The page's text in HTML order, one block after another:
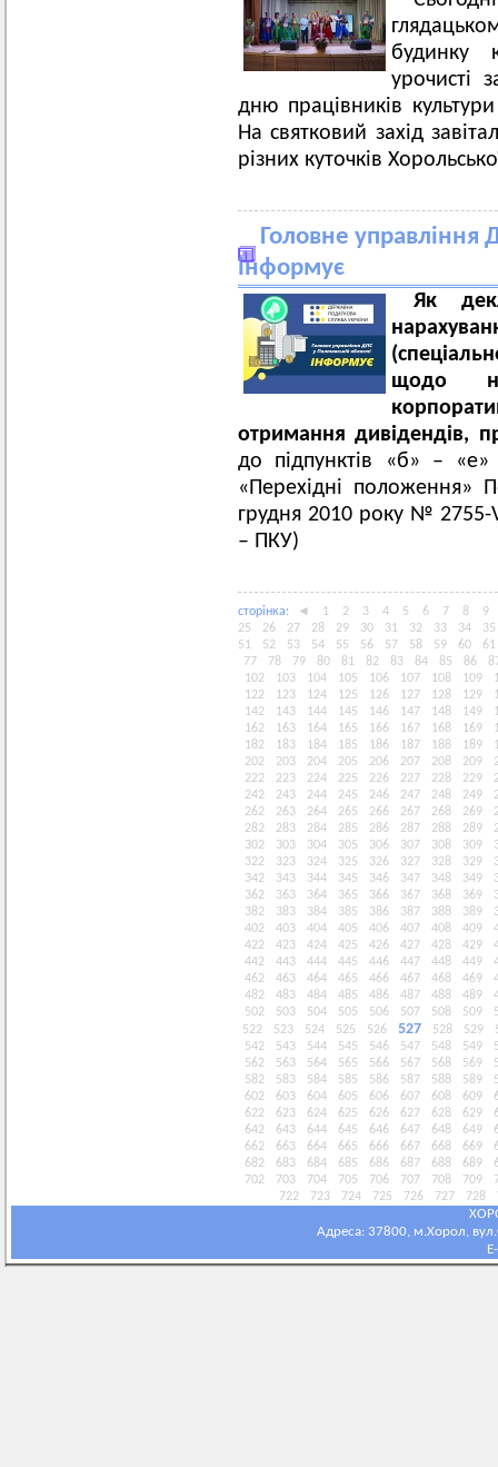
будинку
урочисті
дню працівників
На святковий захід
різних куточків
Головне управління
інформує
Як
щодо
отримання дивідендів,
до підпунктів «б» –
«Перехідні положення»
грудня 2010 року № 2755-
– ПКУ)
сторiнка: ◄ 1 2 3 4 5 6 7 8
9
25
26 27 28 29 30 31 32 33 34
35
51
52 53 54 55 56 57 58 59 60
61
77
78 79 80 81 82 83 84 85 86
102
103 104 105 106 107 108 109
122
123 124 125 126 127 128 129
142
143 144 145 146 147 148 149
162
163 164 165 166 167 168 169
182
183 184 185 186 187 188 189
202
203 204 205 206 207 208 209
222
223 224 225 226 227 228 229
242
243 244 245 246 247 248 249
262
263 264 265 266 267 268 269
282
283 284 285 286 287 288 289
302
303 304 305 306 307 308 309
322
323 324 325 326 327 328 329
342
343 344 345 346 347 348 349
362
363 364 365 366 367 368 369
382
383 384 385 386 387 388 389
402
403 404 405 406 407 408 409
422
423 424 425 426 427 428 429
442
443 444 445 446 447 448 449
462
463 464 465 466 467 468 469
482
483 484 485 486 487 488 489
502
503 504 505 506 507 508 509
522
523 524 525 526 527 528 529
542
543 544 545 546 547 548 549
562
563 564 565 566 567 568 569
582
583 584 585 586 587 588 589
602
603 604 605 606 607 608 609
622
623 624 625 626 627 628 629
642
643 644 645 646 647 648 649
662
663 664 665 666 667 668 669
682
683 684 685 686 687 688 689
702
703 704 705 706 707 708 709
722
723 724 725 726 727 728
Адреса: 37800, м.Хорол,